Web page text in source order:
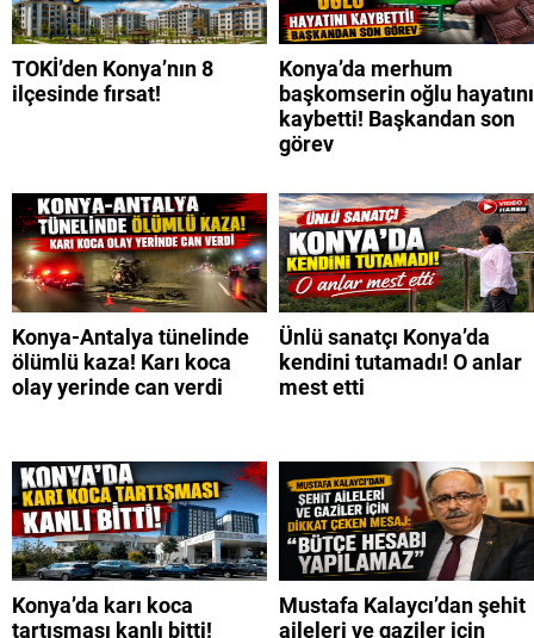
TOKİ’den Konya’nın 8
ilçesinde fırsat!
Konya’da merhum
başkomserin oğlu hayatını
kaybetti! Başkandan son
görev
Konya-Antalya tünelinde
ölümlü kaza! Karı koca
olay yerinde can verdi
Ünlü sanatçı Konya’da
kendini tutamadı! O anlar
mest etti
Konya’da karı koca
tartışması kanlı bitti!
Mustafa Kalaycı’dan şehit
aileleri ve gaziler için